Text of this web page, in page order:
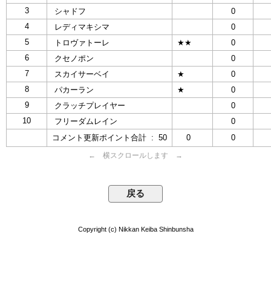
3
シャドフ
0
4
レディマキシマ
0
5
トロヴァトーレ ★★
0
6
クセノポン
0
7
スカイサーベイ ★
0
8
パカーラン ★
0
9
クラッチプレイヤー
0
10
フリーダムレイン
0
コメント更新ポイント合計 : 50
0 0
← 横スクロールします →
Copyright (c) Nikkan Keiba Shinbunsha